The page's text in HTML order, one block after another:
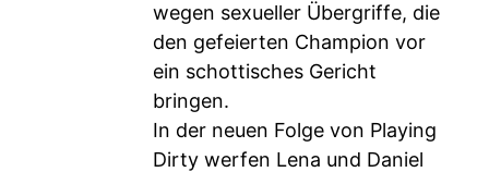
wegen sexueller Übergriffe, die
den gefeierten Champion vor
ein schottisches Gericht
bringen.
In der neuen Folge von Playing
Dirty werfen Lena und Daniel